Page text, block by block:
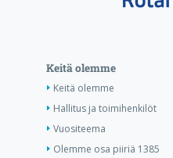
Keitä olemme
Keitä olemme
Hallitus ja toimihenkilöt
Vuositeema
Olemme osa piiriä 1385